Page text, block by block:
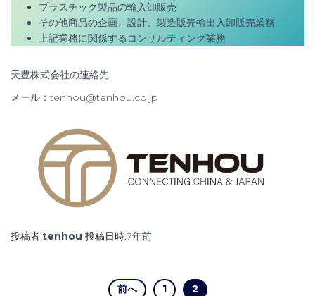
プラスチック製品の輸入卸販売
その他商品の企画、設計、製造販売輸出入卸販売業務
上記業務に関係するコンサルティング業務
天豊株式会社の連絡先
メール：tenhou@tenhou.co.jp
投稿者:tenhou 投稿日時:7年前
前へ 1 2